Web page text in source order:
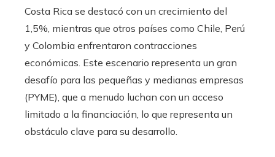
Costa Rica se destacó con un crecimiento del
1,5%, mientras que otros países como Chile, Perú
y Colombia enfrentaron contracciones
económicas. Este escenario representa un gran
desafío para las pequeñas y medianas empresas
(PYME), que a menudo luchan con un acceso
limitado a la financiación, lo que representa un
obstáculo clave para su desarrollo.